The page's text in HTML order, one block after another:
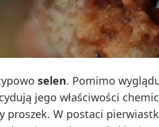
selen. Pomimo
jego właściwości
proszek. W postaci